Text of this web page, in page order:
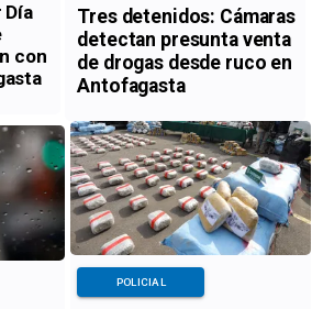
Día
con
Tres detenidos: Cámaras
detectan presunta venta
de drogas desde ruco en
Antofagasta
POLICIAL